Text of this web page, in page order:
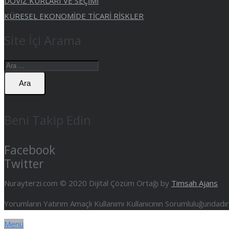
KÜRESEL EKONOMİDE TİCARİ RİSKLER
Ara
Facebook
Twitter
Nurayterzi.com © 2020 Dijital Çözüm Ortağı by Timsah Ajans
Yorumların Yatırım Amaçlı Kullanımı Kullanıcının
Menü